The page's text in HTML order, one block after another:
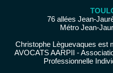
76 allées Jean-
Métro Jean-
Christophe Lèguevaques est
AVOCATS AARPII -
Professionnelle